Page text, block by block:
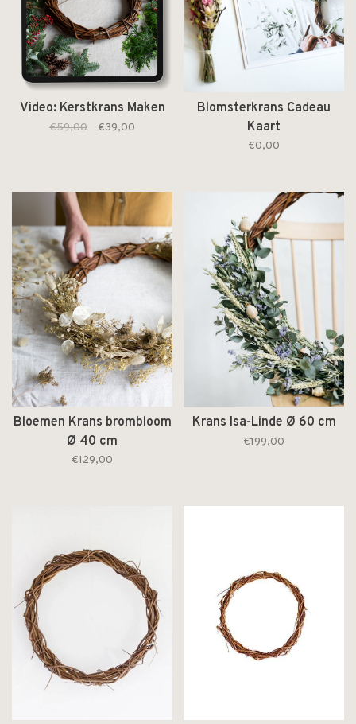
Video: Kerstkrans Maken
€59,00 €39,00
Blomsterkrans Cadeau
Kaart
€0,00
Bloemen Krans brombloom
Ø 40 cm
€129,00
Krans Isa-Linde Ø 60 cm
€199,00